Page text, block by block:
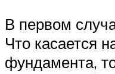
В первом
Что касается
фундамента,